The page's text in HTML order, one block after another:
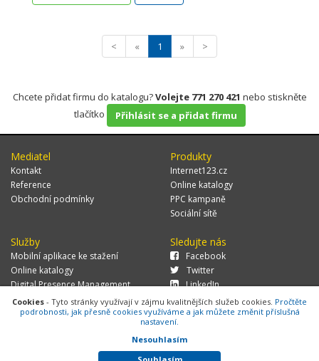
< « 1 » >
Chcete přidat firmu do katalogu?Volejte 771 270 421 nebo stiskněte
tlačítko
Přihlásit se a přidat firmu
Mediatel
Kontakt
Reference
Obchodní podmínky
Produkty
Internet123.cz
Online katalogy
PPC kampaně
Sociální sítě
Služby
Mobilní aplikace ke stažení
Online katalogy
Digital Presence Management
Více zákazníků
Sledujte nás
Facebook
Twitter
LinkedIn
© 2026 MEDIATEL CZ, s.r.o.,Za Potokem 46/4, 106 00 Praha 10, tel.:
+420 771 270 421, verze 1.29.0.143,
Cookies
Cookies - Tyto stránky využívají v zájmu kvalitnějších služeb cookies. Pročtěte
podrobnosti, jak přesně cookies využíváme a jak můžete změnit příslušná
nastavení.
Nesouhlasím
Souhlasím